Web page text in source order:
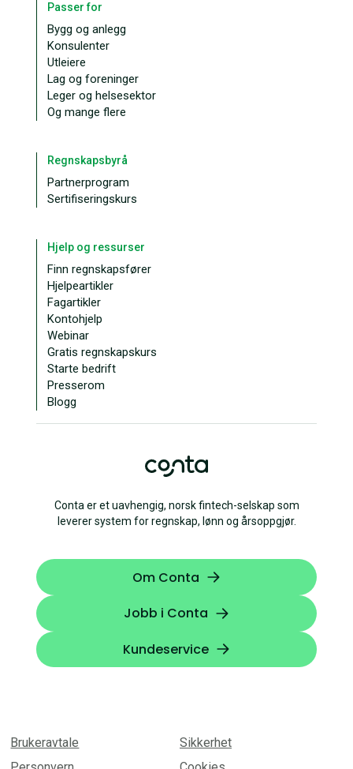
Conta er et uavhengig, norsk fintech-selskap som
leverer system for regnskap, lønn og årsoppgjør.
Om Conta
Jobb i Conta
Kundeservice
Passer for
Bygg og anlegg
Konsulenter
Utleiere
Lag og foreninger
Leger og helsesektor
Og mange flere
Regnskapsbyrå
Partnerprogram
Sertifiseringskurs
Hjelp og ressurser
Finn regnskapsfører
Hjelpeartikler
Fagartikler
Kontohjelp
Webinar
Gratis regnskapskurs
Starte bedrift
Presserom
Blogg
Brukeravtale
Sikkerhet